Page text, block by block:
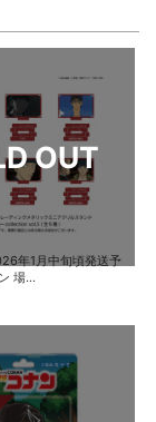
年1月中旬頃発送予
場...